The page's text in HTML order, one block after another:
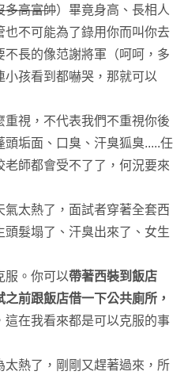
多高富帥）畢竟身高、長相人
不可能為了錄用你而叫你去
長的像范謝將軍（呵呵，多
孩看到都嚇哭，那就可以
視，不代表我們不重視你後
垢面、口臭、汗臭狐臭.....任
師都會受不了了，何況要來
太熱了，面試者穿著全套西
髮塌了、汗臭出來了、女生
服。你可以帶著西裝到飯店
前跟飯店借一下公共廁所，
這在我看來都是可以克服的事
熱了，剛剛又趕著過來，所